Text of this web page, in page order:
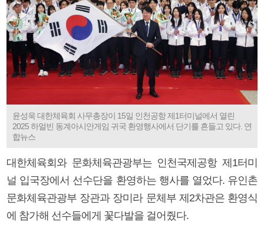
윤성욱 대한체육회 사무총장이 15일 인천공항 제1터미널에서 열린
2025 하얼빈 동계아시안게임 귀국 환영행사에서 단기를 흔들고 있다. 연
합뉴스
대한체육회와 문화체육관광부는 인천국제공항 제1터미
널 입국장에서 선수단을 환영하는 행사를 열었다. 유인촌
문화체육관광부 장관과 장미라 문체부 제2차관은 환영식
에 참가해 선수들에게 꽃다발을 걸어줬다.